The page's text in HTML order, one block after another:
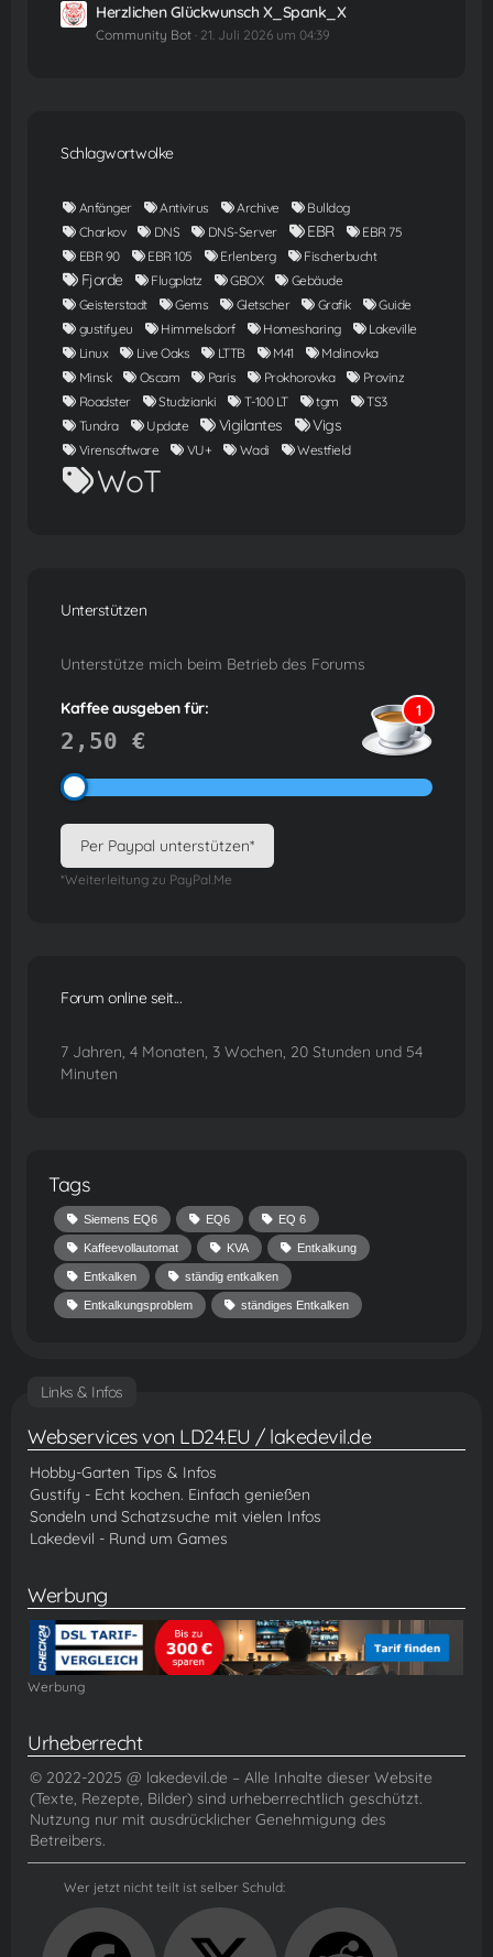
Herzlichen Glückwunsch X_Spank_X
Community Bot 21. Juli 2026 um 04:39
Schlagwortwolke
Anfänger Antivirus Archive
Bulldog
Charkov
DNS DNS-Server EBR
EBR 75
EBR 90
EBR 105 Erlenberg Fischerbucht
Fjorde Flugplatz GBOX
Gebäude
Geisterstadt
Gems Gletscher Grafik
Guide
gustify.eu
Himmelsdorf Homesharing
Lakeville
Linux
Live Oaks LTTB M41
Malinovka
Minsk
Oscam Paris Prokhorovka
Provinz
Roadster
Studzianki T-100 LT tgm
TS3
Tundra
Update Vigilantes Vigs
Virensoftware VU+ Wadi Westfield
WoT
Unterstützen
Unterstütze mich beim Betrieb des Forums
Kaffee ausgeben für:
2,50 €
1
Per Paypal unterstützen*
*Weiterleitung zu PayPal.Me
Forum online seit...
7 Jahren, 4 Monaten, 3 Wochen, 20 Stunden und 54
Minuten
Tags
Siemens EQ6 EQ6 EQ 6
Kaffeevollautomat KVA Entkalkung
Entkalken ständig entkalken
Entkalkungsproblem ständiges Entkalken
Links & Infos
Webservices von LD24.EU / lakedevil.de
Hobby-Garten Tips & Infos
Gustify - Echt kochen. Einfach genießen
Sondeln und Schatzsuche mit vielen Infos
Lakedevil - Rund um Games
Werbung
Werbung
Urheberrecht
© 2022-2025 @ lakedevil.de – Alle Inhalte dieser Website
(Texte, Rezepte, Bilder) sind urheberrechtlich geschützt.
Nutzung nur mit ausdrücklicher Genehmigung des
Betreibers.
Wer jetzt nicht teilt ist selber Schuld: